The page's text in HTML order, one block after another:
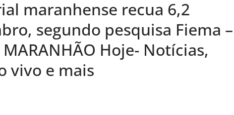
maranhense recua 6,2
segundo pesquisa Fiema –
Hoje- Notícias,
vivo e mais